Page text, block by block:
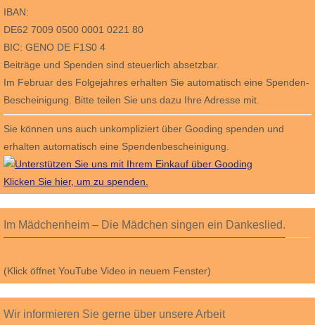
IBAN:
DE62 7009 0500 0001 0221 80
BIC: GENO DE F1S0 4
Beiträge und Spenden sind steuerlich absetzbar.
Im Februar des Folgejahres erhalten Sie automatisch eine Spenden-
Bescheinigung. Bitte teilen Sie uns dazu Ihre Adresse mit.
Sie können uns auch unkompliziert über Gooding spenden und
erhalten automatisch eine Spendenbescheinigung.
Klicken Sie hier, um zu spenden.
Im Mädchenheim – Die Mädchen singen ein Dankeslied.
(Klick öffnet YouTube Video in neuem Fenster)
Wir informieren Sie gerne über unsere Arbeit